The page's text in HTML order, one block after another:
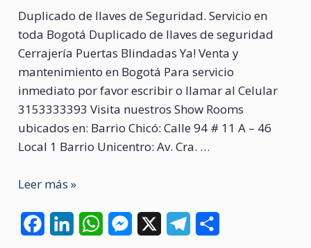
Duplicado de llaves de Seguridad. Servicio en
toda Bogotá Duplicado de llaves de seguridad
Cerrajería Puertas Blindadas Ya! Venta y
mantenimiento en Bogotá Para servicio
inmediato por favor escribir o llamar al Celular
3153333393 Visita nuestros Show Rooms
ubicados en: Barrio Chicó: Calle 94 # 11 A – 46
Local 1 Barrio Unicentro: Av. Cra. …
Duplicado
llaves
de
Leer más »
W
M